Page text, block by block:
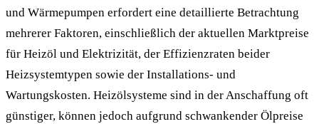
und Wärmepumpen erfordert eine detaillierte Betrachtung
mehrerer Faktoren, einschließlich der aktuellen Marktpreise
für Heizöl und Elektrizität, der Effizienzraten beider
Heizsystemtypen sowie der Installations- und
Wartungskosten. Heizölsysteme sind in der Anschaffung oft
günstiger, können jedoch aufgrund schwankender Ölpreise